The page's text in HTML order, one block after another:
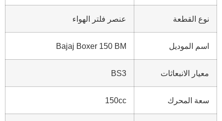
نوع القطعة عنصر فلتر الهواء
اسم الموديل Bajaj Boxer 150 BM
معيار الانبعاثات BS3
سعة المحرك 150cc